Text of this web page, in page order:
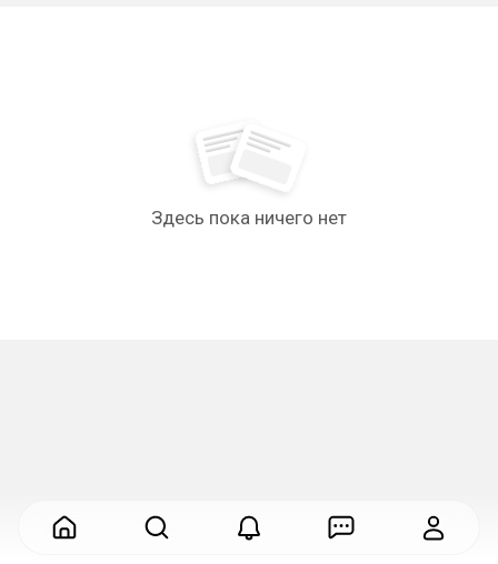
Здесь пока ничего нет